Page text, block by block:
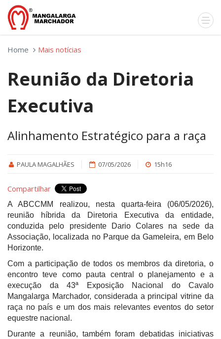
Home Mais notícias
Reunião da Diretoria
Executiva
Alinhamento Estratégico para a raça
PAULA MAGALHÃES 07/05/2026 15h16
Compartilhar
A ABCCMM realizou, nesta quarta-feira (06/05/2026),
reunião híbrida da Diretoria Executiva da entidade,
conduzida pelo presidente Dario Colares na sede da
Associação, localizada no Parque da Gameleira, em Belo
Horizonte.
Com a participação de todos os membros da diretoria, o
encontro teve como pauta central o planejamento e a
execução da 43ª Exposição Nacional do Cavalo
Mangalarga Marchador, considerada a principal vitrine da
raça no país e um dos mais relevantes eventos do setor
equestre nacional.
Durante a reunião, também foram debatidas iniciativas